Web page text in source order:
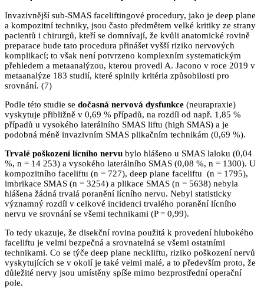
Invazivnější sub-SMAS faceliftingové procedury, jako je deep plane
a kompozitní techniky, jsou často předmětem velké kritiky ze strany
pacientů i chirurgů, kteří se domnívají, že kvůli anatomické rovině
preparace bude tato procedura přinášet vyšší riziko nervových
komplikací; to však není potvrzeno komplexním systematickým
přehledem a metaanalýzou, kterou provedl A. Jacono v roce 2019 v
metaanalýze 183 studií, které splnily kritéria způsobilosti pro
srovnání. (7)
Podle této studie se dočasná nervová dysfunkce (neurapraxie)
vyskytuje přibližně v 0,69 % případů, na rozdíl od např. 1,85 %
případů u vysokého laterálního SMAS liftu (high SMAS) a je
podobná méně invazivním SMAS plikačním technikám (0,69 %).
Trvalé poškození lícního nervu bylo hlášeno u SMAS laloku (0,04
%, n = 14 253) a vysokého laterálního SMAS (0,08 %, n = 1300). U
kompozitního faceliftu (n = 727), deep plane faceliftu (n = 1795),
imbrikace SMAS (n = 3254) a plikace SMAS (n = 5638) nebyla
hlášena žádná trvalá poranění lícního nervu. Nebyl statisticky
významný rozdíl v celkové incidenci trvalého poranění lícního
nervu ve srovnání se všemi technikami (P = 0,99).
To tedy ukazuje, že disekční rovina použitá k provedení hlubokého
faceliftu je velmi bezpečná a srovnatelná se všemi ostatními
technikami. Co se týče deep plane neckliftu, riziko poškození nervů
vyskytujících se v okolí je také velmi malé, a to především proto, že
důležité nervy jsou umístěny spíše mimo bezprostřední operační
pole.